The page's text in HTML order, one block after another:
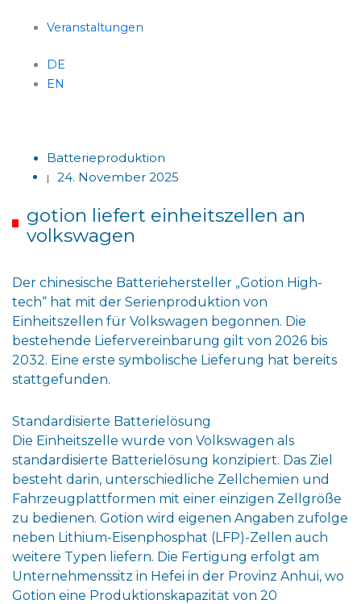
Veranstaltungen
DE
EN
Batterieproduktion
| 24. November 2025
gotion liefert einheitszellen an
volkswagen
Der chinesische Batteriehersteller „Gotion High-
tech“ hat mit der Serienproduktion von
Einheitszellen für Volkswagen begonnen. Die
bestehende Liefervereinbarung gilt von 2026 bis
2032. Eine erste symbolische Lieferung hat bereits
stattgefunden.
Standardisierte Batterielösung
Die Einheitszelle wurde von Volkswagen als
standardisierte Batterielösung konzipiert. Das Ziel
besteht darin, unterschiedliche Zellchemien und
Fahrzeugplattformen mit einer einzigen Zellgröße
zu bedienen. Gotion wird eigenen Angaben zufolge
neben Lithium-Eisenphosphat (LFP)-Zellen auch
weitere Typen liefern. Die Fertigung erfolgt am
Unternehmenssitz in Hefei in der Provinz Anhui, wo
Gotion eine Produktionskapazität von 20